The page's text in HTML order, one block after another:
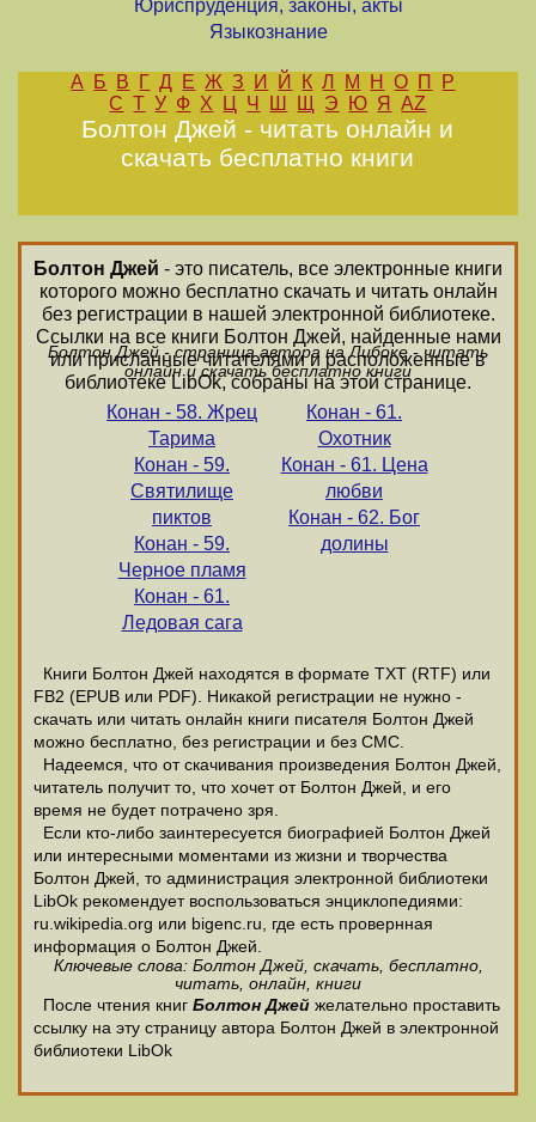
Юриспруденция, законы, акты
Языкознание
А Б В Г Д Е Ж З И Й К Л М Н О П
Р
С Т У Ф Х Ц Ч Ш Щ Э Ю Я AZ
Болтон Джей - читать онлайн и
скачать бесплатно книги
Болтон Джей - это писатель, все электронные книги
которого можно бесплатно скачать и читать онлайн
без регистрации в нашей электронной библиотеке.
Ссылки на все книги Болтон Джей, найденные нами
или присланные читателями и расположенные в
библиотеке LibOk, собраны на этой странице.
Болтон Джей - страница автора на Либоке - читать
онлайн и скачать бесплатно книги
Конан - 58. Жрец
Тарима
Конан - 59.
Святилище
пиктов
Конан - 59.
Черное пламя
Конан - 61.
Ледовая сага
Конан - 61.
Охотник
Конан - 61. Цена
любви
Конан - 62. Бог
долины
Книги Болтон Джей находятся в формате ТХТ (RTF) или
FB2 (EPUB или PDF). Никакой регистрации не нужно -
скачать или читать онлайн книги писателя Болтон Джей
можно бесплатно, без регистрации и без СМС.
Надеемся, что от скачивания произведения Болтон Джей,
читатель получит то, что хочет от Болтон Джей, и его
время не будет потрачено зря.
Если кто-либо заинтересуется биографией Болтон Джей
или интересными моментами из жизни и творчества
Болтон Джей, то администрация электронной библиотеки
LibOk рекомендует воспользоваться энциклопедиями:
ru.wikipedia.org или bigenc.ru, где есть провернная
информация о Болтон Джей.
Ключевые слова: Болтон Джей, скачать, бесплатно,
читать, онлайн, книги
После чтения книг Болтон Джей желательно проставить
ссылку на эту страницу автора Болтон Джей в электронной
библиотеки LibOk